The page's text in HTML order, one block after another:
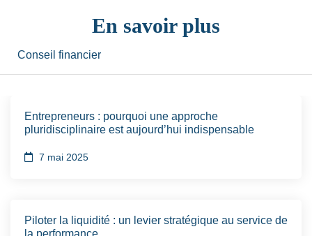
En savoir plus
Conseil financier
Entrepreneurs : pourquoi une approche
pluridisciplinaire est aujourd’hui indispensable
7 mai 2025
Piloter la liquidité : un levier stratégique au service de